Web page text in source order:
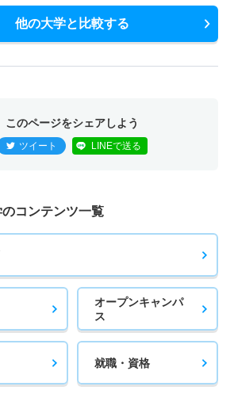
他の大学と比較する
このページをシェアしよう
ツイート LINEで送る
コンテンツ一覧
オープンキャンパ
ス
就職・資格